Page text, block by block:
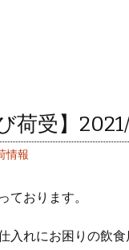
荷受】
情報
ております。
入れにお困りの飲